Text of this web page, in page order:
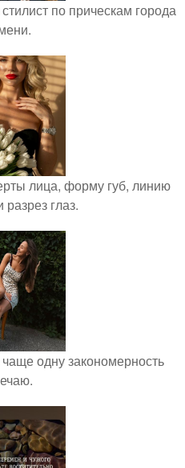
по прическам города
лица, форму губ, линию
разрез глаз.
одну закономерность